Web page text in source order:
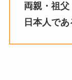
両親・祖
日本人で